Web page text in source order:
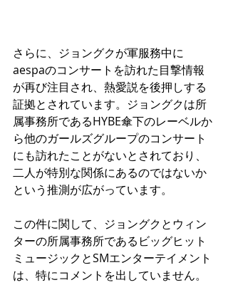
さらに、ジョングクが軍服務中に
aespaのコンサートを訪れた目撃情報
が再び注目され、熱愛説を後押しする
証拠とされています。ジョングクは所
属事務所であるHYBE傘下のレーベルか
ら他のガールズグループのコンサート
にも訪れたことがないとされており、
二人が特別な関係にあるのではないか
という推測が広がっています。
この件に関して、ジョングクとウィン
ターの所属事務所であるビッグヒット
ミュージックとSMエンターテイメント
は、特にコメントを出していません。